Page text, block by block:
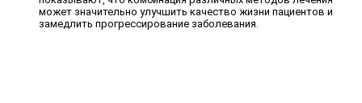
может значительно улучшить качество жизни пациентов и
замедлить прогрессирование заболевания.